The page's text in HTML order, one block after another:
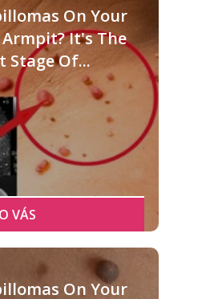
On Your
It's The
Stage Of...
On Your